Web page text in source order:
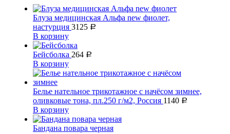
Блуза медицинская Альфа new фиолет,
настурция 3125 Р
В корзину
Бейсболка 264 Р
В корзину
Белье нательное трикотажное с начёсом зимнее,
оливковые тона, пл.250 г/м2, Россия 1140 Р
В корзину
Бандана повара черная